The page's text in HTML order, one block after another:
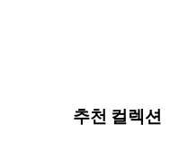
추천 컬렉션